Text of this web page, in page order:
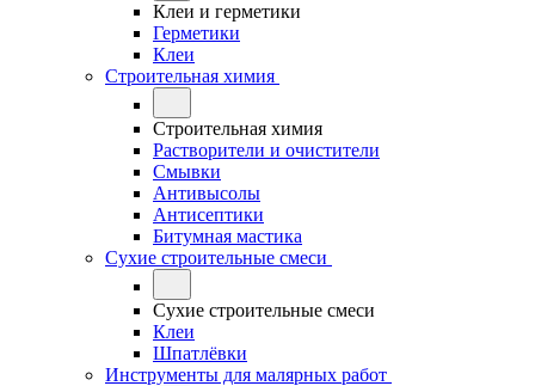
Клеи и герметики
Герметики
Клеи
Строительная химия
Строительная химия
Растворители и очистители
Смывки
Антивысолы
Антисептики
Битумная мастика
Сухие строительные смеси
Сухие строительные смеси
Клеи
Шпатлёвки
Инструменты для малярных работ